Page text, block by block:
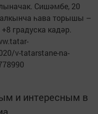
Сишәмбе, 20
һава торышы –
градуска кадәр.
v-tatarstane-na-
и интересным в